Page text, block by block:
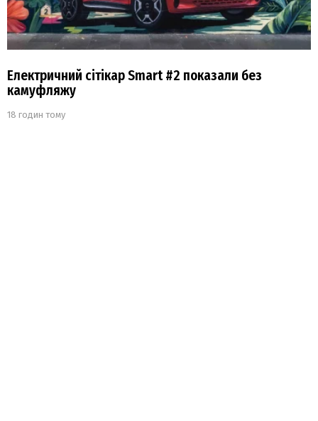
Електричний сітікар Smart #2 показали без
камуфляжу
18 годин тому